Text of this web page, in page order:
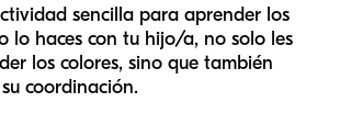
sencilla para aprender los
lo haces con tu hijo/a, no solo les
los colores, sino que también
coordinación.